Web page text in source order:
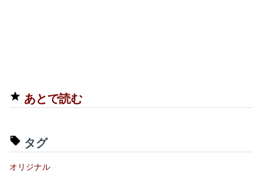
あとで読む
タグ
オリジナル